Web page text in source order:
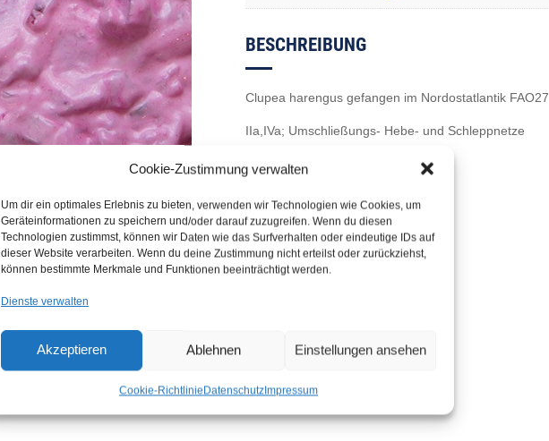
Cookie-Zustimmung verwalten
Um dir ein optimales Erlebnis zu bieten, verwenden wir Technologien wie Cookies, um
Geräteinformationen zu speichern und/oder darauf zuzugreifen. Wenn du diesen
Technologien zustimmst, können wir Daten wie das Surfverhalten oder eindeutige IDs auf
dieser Website verarbeiten. Wenn du deine Zustimmung nicht erteilst oder zurückziehst,
können bestimmte Merkmale und Funktionen beeinträchtigt werden.
Dienste verwalten
Akzeptieren Ablehnen Einstellungen ansehen
Cookie-RichtlinieDatenschutzImpressum
BESCHREIBUNG
Clupea harengus gefangen im Nordostatlantik FAO27
IIa,IVa; Umschließungs- Hebe- und Schleppnetze